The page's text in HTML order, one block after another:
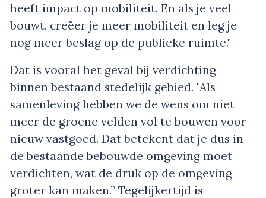
heeft impact op mobiliteit. En als je veel
bouwt, creëer je meer mobiliteit en leg je
nog meer beslag op de publieke ruimte."
Dat is vooral het geval bij verdichting
binnen bestaand stedelijk gebied. "Als
samenleving hebben we de wens om niet
meer de groene velden vol te bouwen voor
nieuw vastgoed. Dat betekent dat je dus in
de bestaande bebouwde omgeving moet
verdichten, wat de druk op de omgeving
groter kan maken.” Tegelijkertijd is